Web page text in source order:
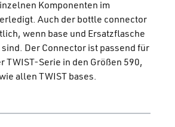
Komponenten im
Auch der bottle connector
wenn base und Ersatzflasche
Der Connector ist passend für
TWIST-Serie in den Größen 590,
allen TWIST bases.